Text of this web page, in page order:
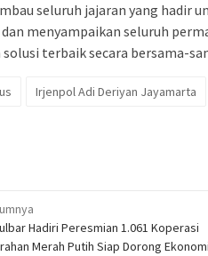
seluruh jajaran yang hadir
menyampaikan seluruh
terbaik secara bersama-
Irjenpol Adi Deriyan Jayamarta
Hadiri Peresmian 1.061 Koperasi
Merah Putih Siap Dorong Ekonomi